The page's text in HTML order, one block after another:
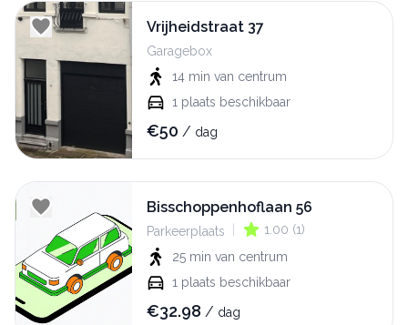
Vrijheidstraat 37
Garagebox
14 min van centrum
1 plaats beschikbaar
€50 / dag
Bisschoppenhoflaan 56
Parkeerplaats 1.00 (1)
25 min van centrum
1 plaats beschikbaar
€32.98 / dag